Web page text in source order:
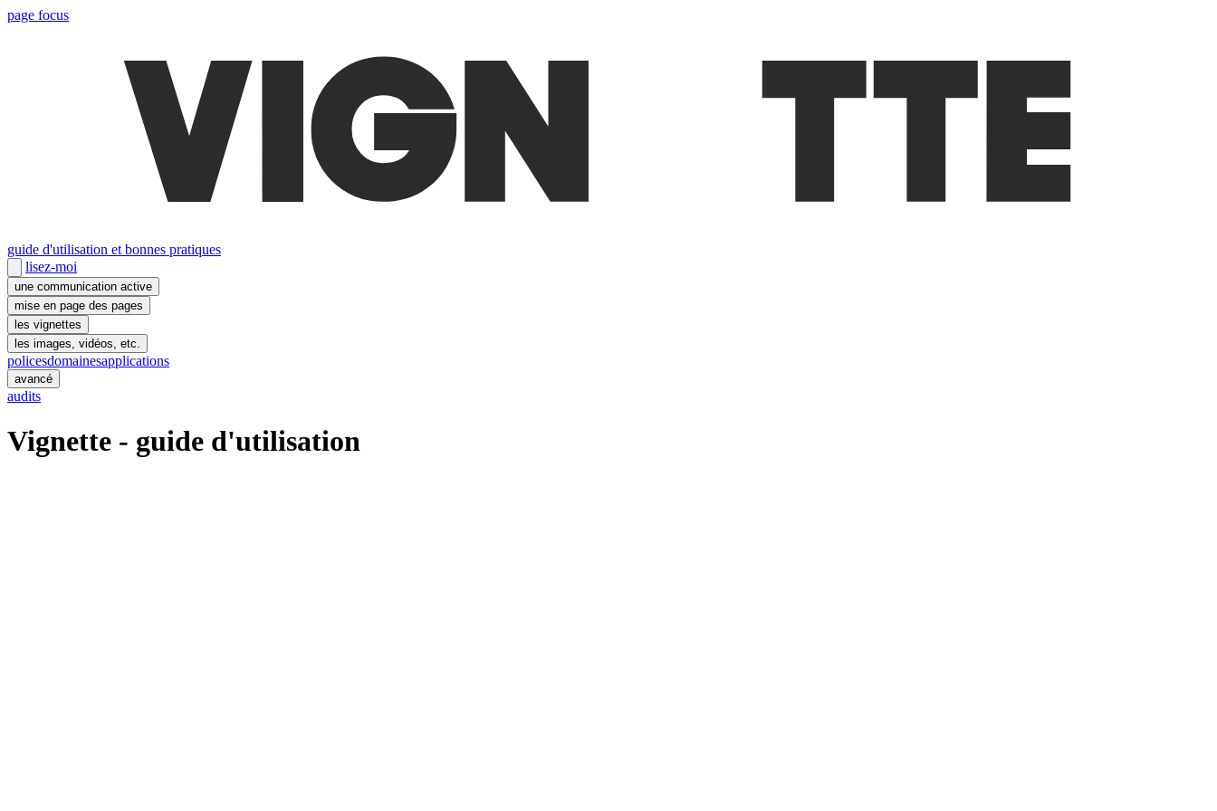
page focus
guide d'utilisation et bonnes pratiques
lisez-moi
une communication active
mise en page des pages
les vignettes
les images, vidéos, etc.
policesdomainesapplications
avancé
audits
Vignette - guide d'utilisation